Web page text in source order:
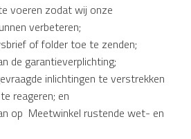
voeren zodat wij onze
verbeteren;
of folder toe te zenden;
de garantieverplichting;
inlichtingen te verstrekken
reageren; en
op Meetwinkel rustende wet- en